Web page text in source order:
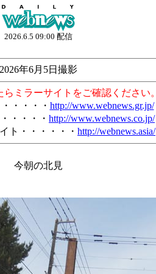
2026.6.5 09:00 配信
2026年6月5日撮影
ミラーサイトをご確認ください。
・・・・ http://www.webnews.gr.jp/
・・・・ http://www.webnews.co.jp/
ト・・・・・・ http://webnews.asia/
今朝の北見